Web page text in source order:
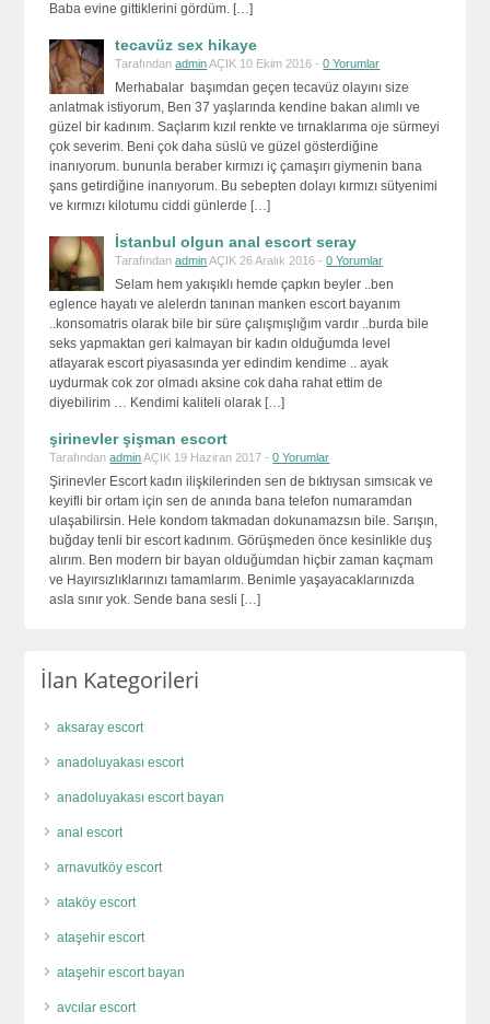
Baba evine gittiklerini gördüm. […]
tecavüz sex hikaye
TarafındanadminAÇIK 10 Ekim 2016 -0 Yorumlar
Merhabalar başımdan geçen tecavüz olayını size
anlatmak istiyorum, Ben 37 yaşlarında kendine bakan alımlı ve
güzel bir kadınım. Saçlarım kızıl renkte ve tırnaklarıma oje sürmeyi
çok severim. Beni çok daha süslü ve güzel gösterdiğine
inanıyorum. bununla beraber kırmızı iç çamaşırı giymenin bana
şans getirdiğine inanıyorum. Bu sebepten dolayı kırmızı sütyenimi
ve kırmızı kilotumu ciddi günlerde […]
İstanbul olgun anal escort seray
TarafındanadminAÇIK 26 Aralık 2016 -0 Yorumlar
Selam hem yakışıklı hemde çapkın beyler ..ben
eglence hayatı ve alelerdn tanınan manken escort bayanım
..konsomatris olarak bile bir süre çalışmışlığım vardır ..burda bile
seks yapmaktan geri kalmayan bir kadın olduğumda level
atlayarak escort piyasasında yer edindim kendime .. ayak
uydurmak cok zor olmadı aksine cok daha rahat ettim de
diyebilirim … Kendimi kaliteli olarak […]
şirinevler şişman escort
TarafındanadminAÇIK 19 Haziran 2017 -0 Yorumlar
Şirinevler Escort kadın ilişkilerinden sen de bıktıysan sımsıcak ve
keyifli bir ortam için sen de anında bana telefon numaramdan
ulaşabilirsin. Hele kondom takmadan dokunamazsın bile. Sarışın,
buğday tenli bir escort kadınım. Görüşmeden önce kesinlikle duş
alırım. Ben modern bir bayan olduğumdan hiçbir zaman kaçmam
ve Hayırsızlıklarınızı tamamlarım. Benimle yaşayacaklarınızda
asla sınır yok. Sende bana sesli […]
İlan Kategorileri
aksaray escort
anadoluyakası escort
anadoluyakası escort bayan
anal escort
arnavutköy escort
ataköy escort
ataşehir escort
ataşehir escort bayan
avcılar escort